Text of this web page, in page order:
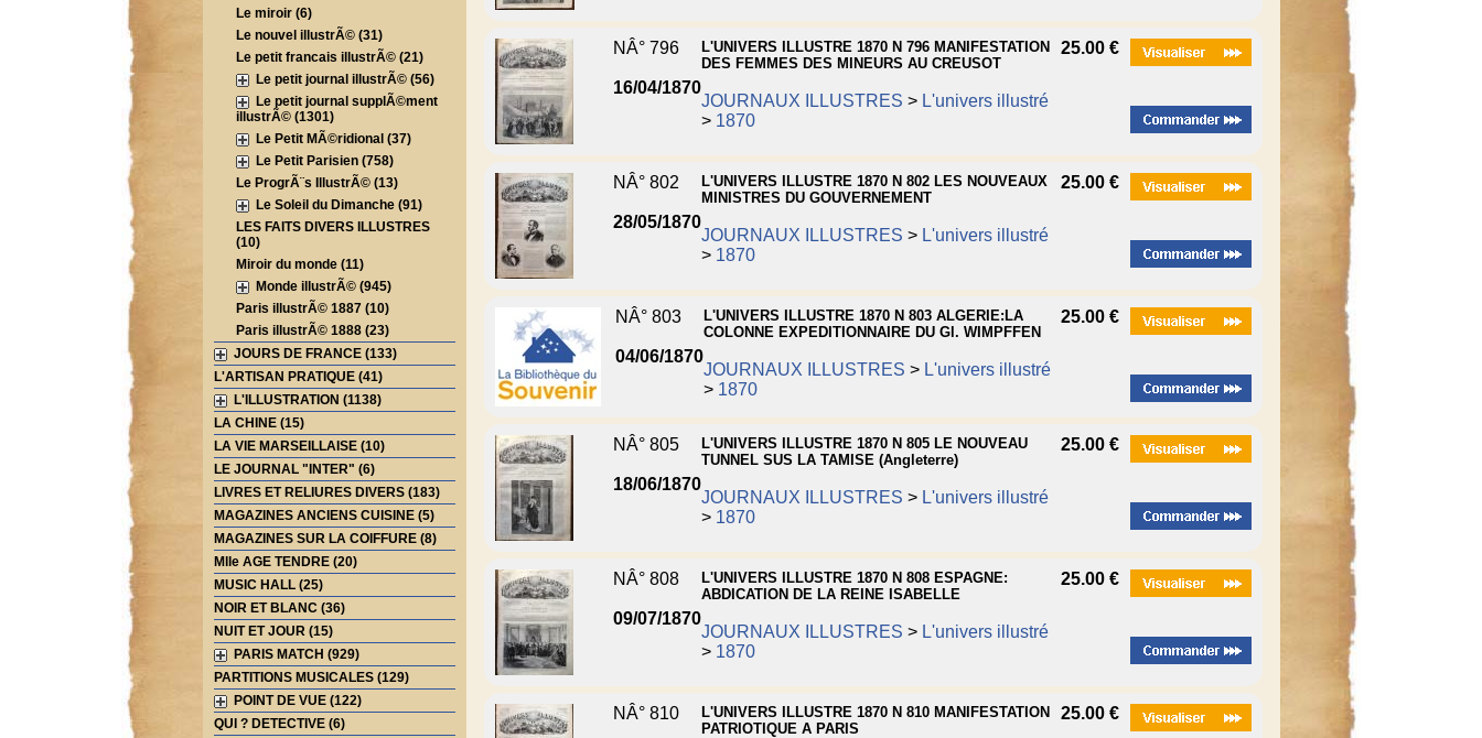
Le miroir (6)
Le nouvel illustrÃ© (31)
Le petit francais illustrÃ© (21)
Le petit journal illustrÃ© (56)
Le petit journal supplÃ©ment
illustrÃ© (1301)
Le Petit MÃ©ridional (37)
Le Petit Parisien (758)
Le ProgrÃ¨s IllustrÃ© (13)
Le Soleil du Dimanche (91)
LES FAITS DIVERS ILLUSTRES
(10)
Miroir du monde (11)
Monde illustrÃ© (945)
Paris illustrÃ© 1887 (10)
Paris illustrÃ© 1888 (23)
JOURS DE FRANCE (133)
L'ARTISAN PRATIQUE (41)
L'ILLUSTRATION (1138)
LA CHINE (15)
LA VIE MARSEILLAISE (10)
LE JOURNAL "INTER" (6)
LIVRES ET RELIURES DIVERS (183)
MAGAZINES ANCIENS CUISINE (5)
MAGAZINES SUR LA COIFFURE (8)
Mlle AGE TENDRE (20)
MUSIC HALL (25)
NOIR ET BLANC (36)
NUIT ET JOUR (15)
PARIS MATCH (929)
PARTITIONS MUSICALES (129)
POINT DE VUE (122)
QUI ? DETECTIVE (6)
NÂ° 796
16/04/1870
L'UNIVERS ILLUSTRE 1870 N 796 MANIFESTATION
DES FEMMES DES MINEURS AU CREUSOT
JOURNAUX ILLUSTRES > L'univers illustré
> 1870
25.00 €
NÂ° 802
28/05/1870
L'UNIVERS ILLUSTRE 1870 N 802 LES NOUVEAUX
MINISTRES DU GOUVERNEMENT
JOURNAUX ILLUSTRES > L'univers illustré
> 1870
25.00 €
NÂ° 803
04/06/1870
L'UNIVERS ILLUSTRE 1870 N 803 ALGERIE:LA
COLONNE EXPEDITIONNAIRE DU Gl. WIMPFFEN
JOURNAUX ILLUSTRES > L'univers illustré
> 1870
25.00 €
NÂ° 805
18/06/1870
L'UNIVERS ILLUSTRE 1870 N 805 LE NOUVEAU
TUNNEL SUS LA TAMISE (Angleterre)
JOURNAUX ILLUSTRES > L'univers illustré
> 1870
25.00 €
NÂ° 808
09/07/1870
L'UNIVERS ILLUSTRE 1870 N 808 ESPAGNE:
ABDICATION DE LA REINE ISABELLE
JOURNAUX ILLUSTRES > L'univers illustré
> 1870
25.00 €
NÂ° 810
L'UNIVERS ILLUSTRE 1870 N 810 MANIFESTATION
PATRIOTIQUE A PARIS
25.00 €